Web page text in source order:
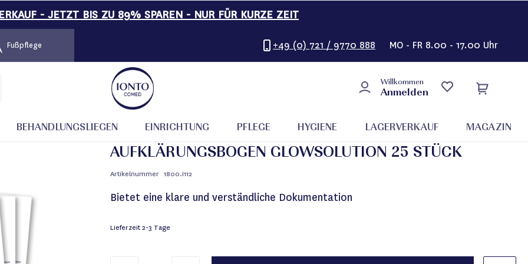
- JETZT BIS ZU 89% SPAREN - NUR FÜR KURZE ZEIT
Fußpflege +49 (0) 721 / 9770 888 MO - FR 8.00 - 17.00 Uhr
Willkommen
Anmelden
BEHANDLUNGSLIEGEN EINRICHTUNG PFLEGE HYGIENE LAGERVERKAUF MAGAZIN
AUFKLÄRUNGSBOGEN GLOWSOLUTION 25 STÜCK
Artikelnummer 1800.I112
Bietet eine klare und verständliche Dokumentation
Lieferzeit2-3 Tage